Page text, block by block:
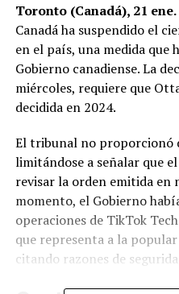
Toronto (Canadá), 21 ene.
Canadá ha suspendido el
en el país, una medida que
Gobierno canadiense. La
miércoles, requiere que
decidida en 2024.
El tribunal no proporcionó
limitándose a señalar que
revisar la orden emitida en
momento, el Gobierno
operaciones de TikTok
que representa a la
citando razones de